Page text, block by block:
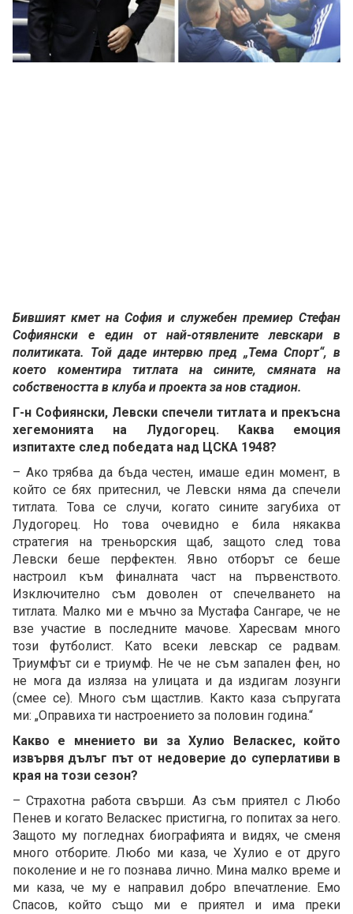
Бившият кмет на София и служебен премиер Стефан
Софиянски е един от най-отявлените левскари в
политиката. Той даде интервю пред „Тема Спорт“, в
което коментира титлата на сините, смяната на
собствеността в клуба и проекта за нов стадион.
Г-н Софиянски, Левски спечели титлата и прекъсна
хегемонията на Лудогорец. Каква емоция
изпитахте след победата над ЦСКА 1948?
– Ако трябва да бъда честен, имаше един момент, в
който се бях притеснил, че Левски няма да спечели
титлата. Това се случи, когато сините загубиха от
Лудогорец. Но това очевидно е била някаква
стратегия на треньорския щаб, защото след това
Левски беше перфектен. Явно отборът се беше
настроил към финалната част на първенството.
Изключително съм доволен от спечелването на
титлата. Малко ми е мъчно за Мустафа Сангаре, че не
взе участие в последните мачове. Харесвам много
този футболист. Като всеки левскар се радвам.
Триумфът си е триумф. Не че не съм запален фен, но
не мога да изляза на улицата и да издигам лозунги
(смее се). Много съм щастлив. Както каза съпругата
ми: „Оправиха ти настроението за половин година.“
Какво е мнението ви за Хулио Веласкес, който
извървя дълъг път от недоверие до суперлативи в
края на този сезон?
– Страхотна работа свърши. Аз съм приятел с Любо
Пенев и когато Веласкес пристигна, го попитах за него.
Защото му погледнах биографията и видях, че сменя
много отборите. Любо ми каза, че Хулио е от друго
поколение и не го познава лично. Мина малко време и
ми каза, че му е направил добро впечатление. Емо
Спасов, който също ми е приятел и има преки